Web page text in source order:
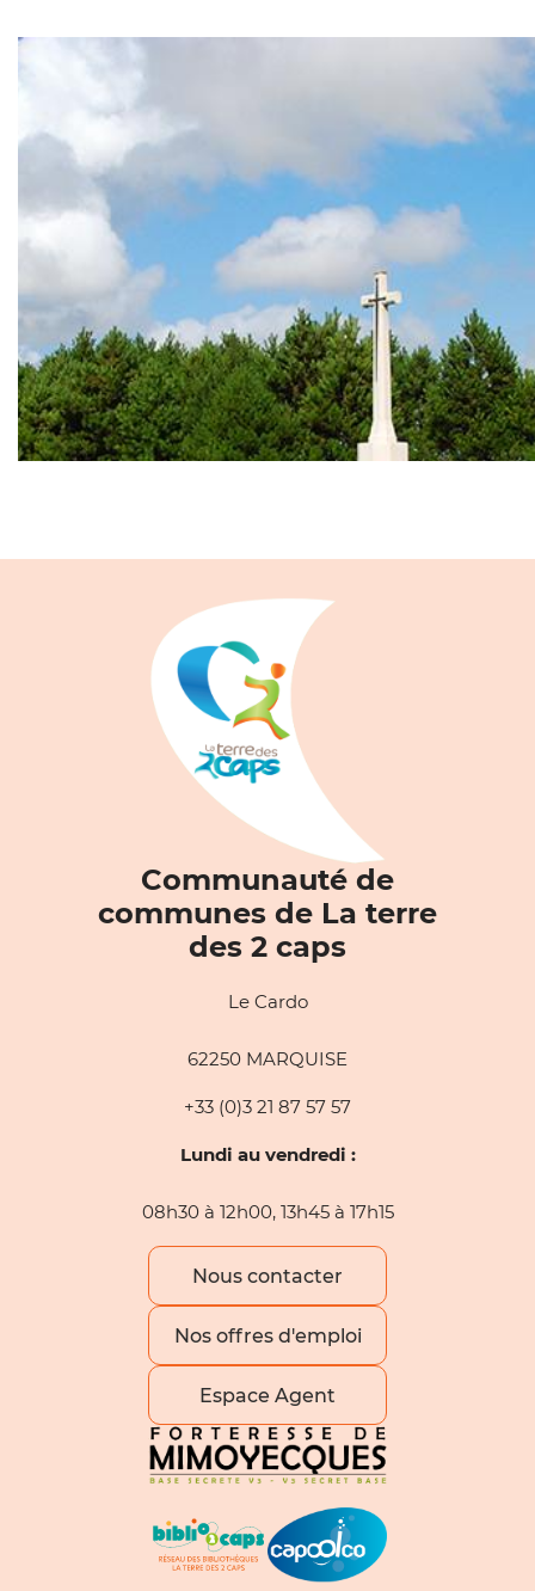
Communauté de
communes de La terre
des 2 caps
Le Cardo
62250 MARQUISE
+33 (0)3 21 87 57 57
Lundi au vendredi :
08h30 à 12h00, 13h45 à 17h15
Nous contacter
Nos offres d'emploi
Espace Agent